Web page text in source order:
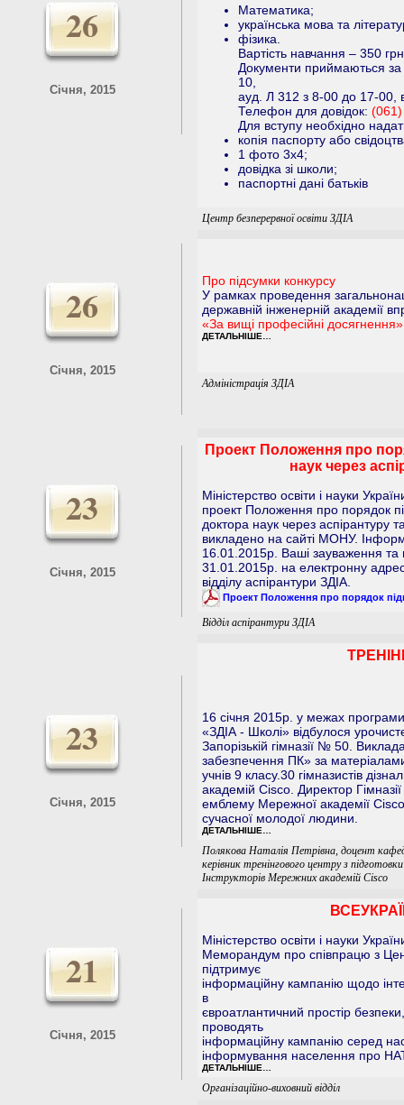
26
Січня, 2015
Математика;
українська мова та
фізика.
Вартість навчання – 350
Документи приймаються
10,
ауд. Л 312 з 8-00 до 17-00,
Телефон для довідок:
Для вступу необхідно
копія паспорту або
1 фото 3x4;
довідка зі школи;
паспортні дані батьків
Центр безперервної освіти ЗДІА
26
Січня, 2015
Про підсумки конкурсу
У рамках проведення
державній інженерній академії
«За вищі професійні
ДЕТАЛЬНІШЕ…
Адміністрація ЗДІА
23
Січня, 2015
Проект Положення про
наук через
Міністерство освіти і науки
проект Положення про порядок
доктора наук через аспірантуру
викладено на сайті МОНУ.
16.01.2015р. Ваші зауваження
31.01.2015р. на електронну
відділу аспірантури ЗДІА.
Проект Положення про порядок
Відділ аспірантури ЗДІА
23
Січня, 2015
16 січня 2015р. у межах програми
«ЗДІА - Школі» відбулося
Запорізькій гімназії № 50.
забезпечення ПК» за
учнів 9 класу.30 гімназистів
академій Cisco. Директор
емблему Мережної академії
сучасної молодої людини.
ДЕТАЛЬНІШЕ…
Полякова Наталія Петрівна, доцент
керівник тренінгового центру з підготовки
Інструкторів Мережних академій Cisco
21
Січня, 2015
Міністерство освіти і науки
Меморандум про співпрацю з
підтримує
інформаційну кампанію щодо
в
євроатлантичний простір
проводять
інформаційну кампанію серед
інформування населення про
ДЕТАЛЬНІШЕ…
Організаційно-виховний відділ